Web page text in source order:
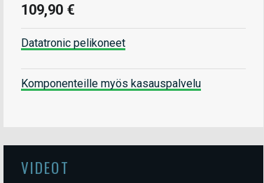
109,90 €
Datatronic pelikoneet
Komponenteille myös kasauspalvelu
VIDEOT